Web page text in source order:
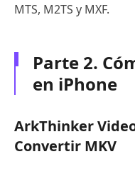
MTS, M2TS y MXF.
Parte 2.
en iPhone
ArkThinker
Convertir MKV